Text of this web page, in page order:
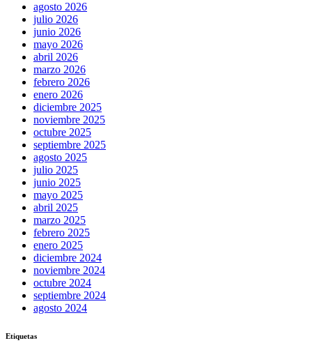
agosto 2026
julio 2026
junio 2026
mayo 2026
abril 2026
marzo 2026
febrero 2026
enero 2026
diciembre 2025
noviembre 2025
octubre 2025
septiembre 2025
agosto 2025
julio 2025
junio 2025
mayo 2025
abril 2025
marzo 2025
febrero 2025
enero 2025
diciembre 2024
noviembre 2024
octubre 2024
septiembre 2024
agosto 2024
Etiquetas